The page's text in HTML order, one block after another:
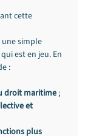
cette
une simple
est en jeu. En
:
droit maritime ;
et
plus